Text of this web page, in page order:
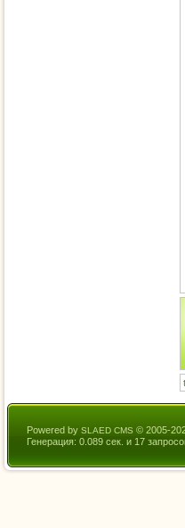
Powered by SLAED CMS © 2005-
Генерация: 0.089 сек. и 17